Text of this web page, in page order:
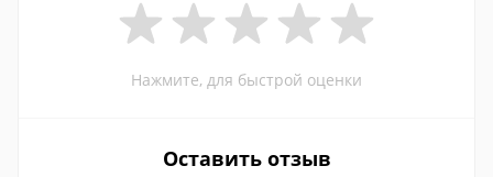
Нажмите, для быстрой оценки
Оставить отзыв